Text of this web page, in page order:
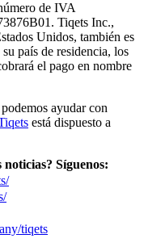
de IVA
Tiqets Inc.,
Unidos, también es
país de residencia, los
el pago en nombre
ayudar con
está dispuesto a
Síguenos:
tiqets